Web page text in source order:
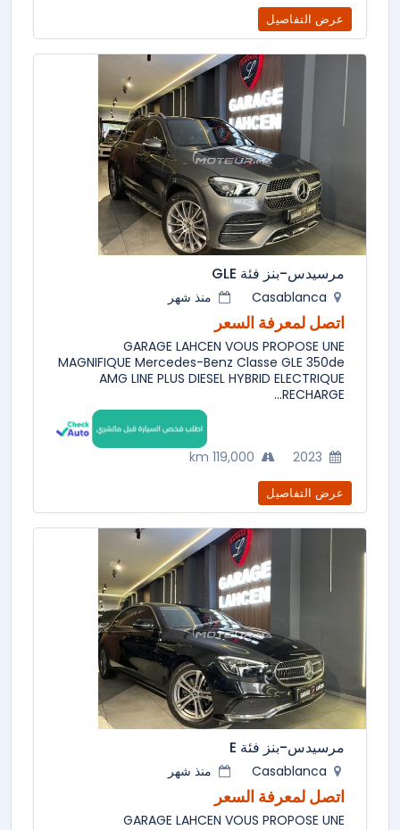
عرض التفاصيل
مرسيدس-بنز فئة GLE
اتصل لمعرفة السعر
GARAGE LAHCEN VOUS PROPOSE UNE
MAGNIFIQUE Mercedes-Benz Classe GLE 350de
AMG LINE PLUS DIESEL HYBRID ELECTRIQUE
RECHARGE...
عرض التفاصيل
مرسيدس-بنز فئة E
اتصل لمعرفة السعر
GARAGE LAHCEN VOUS PROPOSE UNE